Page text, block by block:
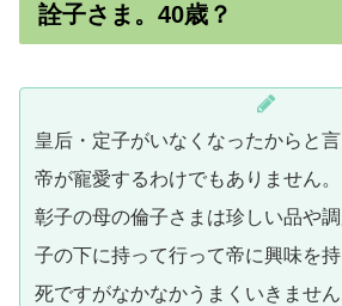
詮子さま。40歳？
皇后・定子がいなくなったからと
帝が寵愛するわけでもありません。
彰子の母の倫子さまは珍しい品や
子の下に持って行って帝に興味を
死ですがなかなかうまくいきません